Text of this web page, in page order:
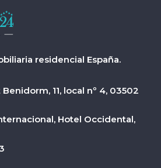
residencial España.
11, local nº 4, 03502
Hotel Occidental,